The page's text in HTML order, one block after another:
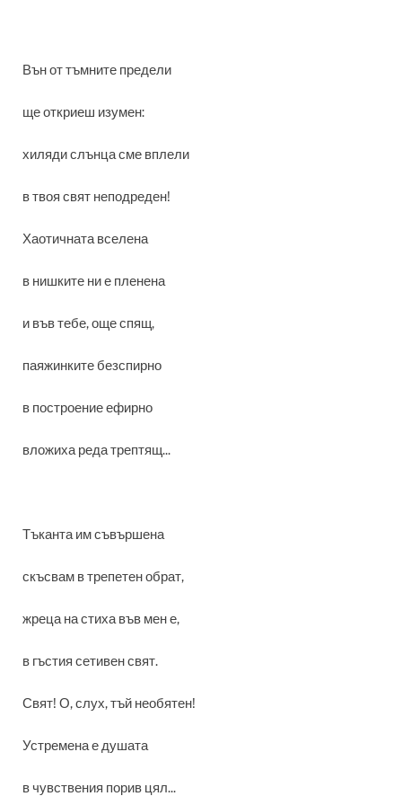
Вън от тъмните предели
ще откриеш изумен:
хиляди слънца сме вплели
в твоя свят неподреден!
Хаотичната вселена
в нишките ни е пленена
и във тебе, още спящ,
паяжинките безспирно
в построение ефирно
вложиха реда трептящ...
Тъканта им съвършена
скъсвам в трепетен обрат,
жреца на стиха във мен е,
в гъстия сетивен свят.
Свят! О, слух, тъй необятен!
Устремена е душата
в чувствения порив цял...